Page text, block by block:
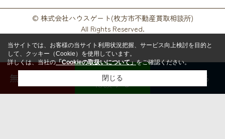
© 株式会社ハウスゲート(枚方市不動産買取相談所)
All Rights Reserved.
無料査定する
LINEで
相談する
電話する
当サイトでは、お客様の当サイト利用状況把握、サービス向上検討を目的と
して、クッキー（Cookie）を使用しています。
詳しくは、当社の「Cookieの取扱いについて」をご確認ください。
閉じる